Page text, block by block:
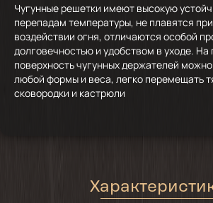
Чугунные решетки имеют высокую
перепадам температуры, не плавятся
воздействии огня, отличаются особой
долговечностью и удобством в уходе.
поверхность чугунных держателей
любой формы и веса, легко перемещать
сковородки и кастрюли